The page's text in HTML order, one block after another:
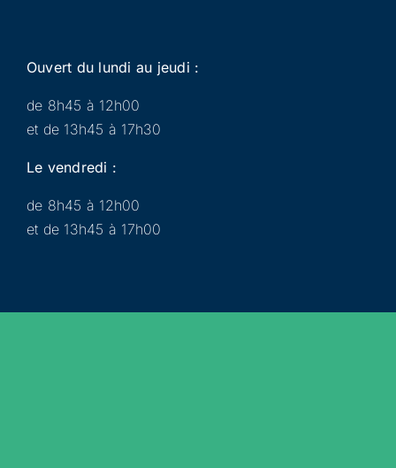
Ouvert du lundi au jeudi :
de 8h45 à 12h00
et de 13h45 à 17h30
Le vendredi :
de 8h45 à 12h00
et de 13h45 à 17h00